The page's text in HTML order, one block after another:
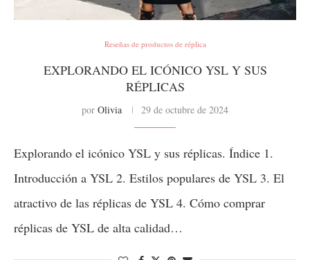
Reseñas de productos de réplica
EXPLORANDO EL ICÓNICO YSL Y SUS
RÉPLICAS
por Olivia 29 de octubre de 2024
Explorando el icónico YSL y sus réplicas. Índice 1.
Introducción a YSL 2. Estilos populares de YSL 3. El
atractivo de las réplicas de YSL 4. Cómo comprar
réplicas de YSL de alta calidad…